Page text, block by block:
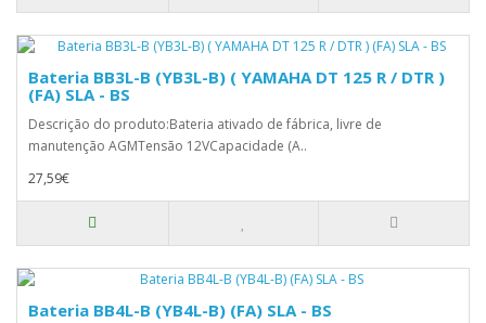
Bateria BB3L-B (YB3L-B) ( YAMAHA DT 125 R / DTR )
(FA) SLA - BS
Descrição do produto:Bateria ativado de fábrica, livre de
manutenção AGMTensão 12VCapacidade (A..
27,59€
Bateria BB4L-B (YB4L-B) (FA) SLA - BS